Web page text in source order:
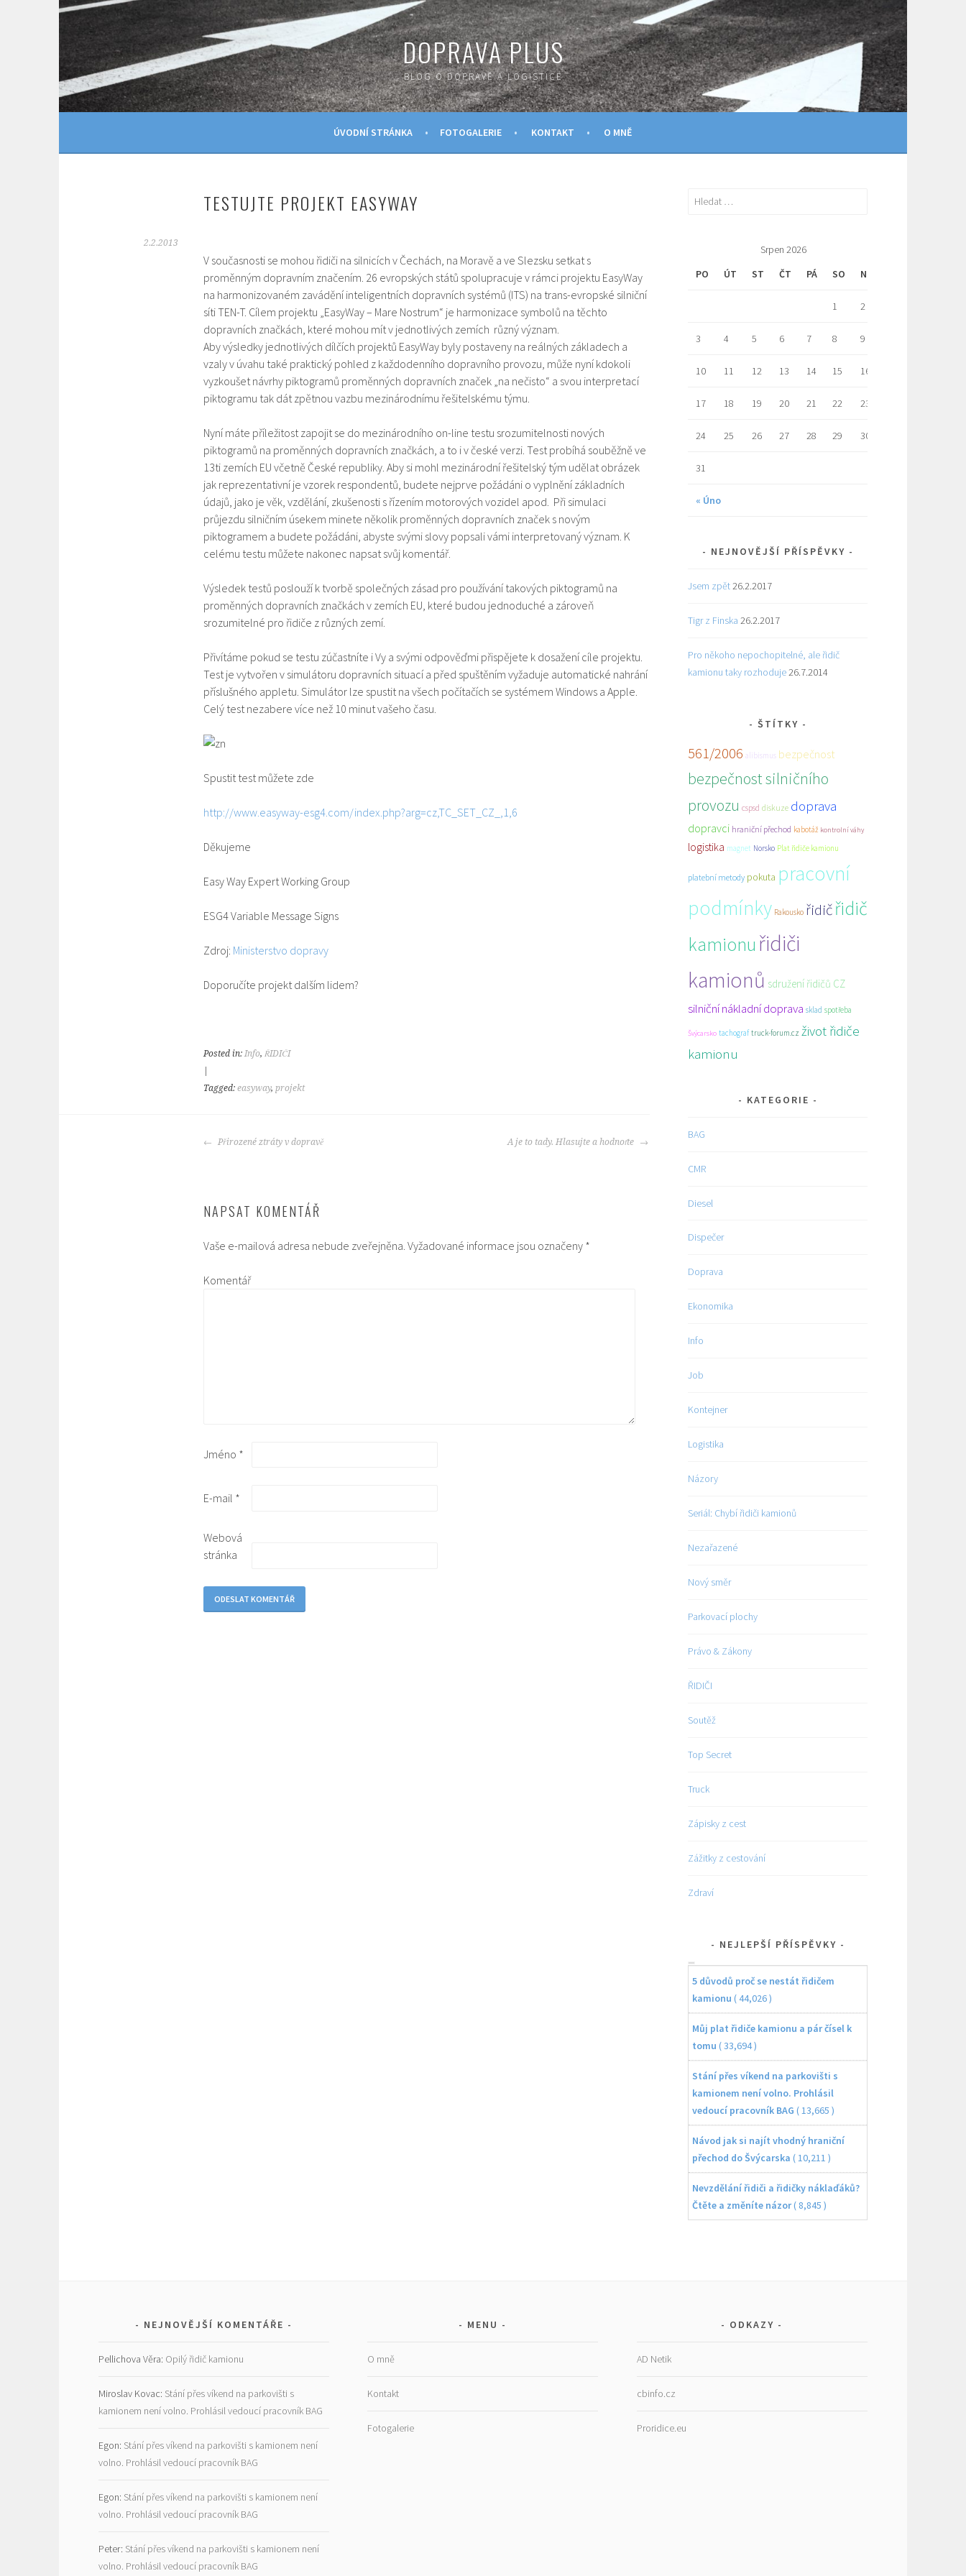
Skip
content
DOPRAVA PLUS
BLOG O DOPRAVĚ A LOGISTICE
ÚVODNÍ STRÁNKA FOTOGALERIE KONTAKT O MNĚ
TESTUJTE PROJEKT EASYWAY
2.2.2013
V současnosti se mohou řidiči na silnicích v Čechách, na Moravě a ve Slezsku setkat s
proměnným dopravním značením. 26 evropských států spolupracuje v rámci projektu EasyWay
na harmonizovaném zavádění inteligentních dopravních systémů (ITS) na trans-evropské silniční
síti TEN-T. Cílem projektu „EasyWay – Mare Nostrum“ je harmonizace symbolů na těchto
dopravních značkách, které mohou mít v jednotlivých zemích různý význam.
Aby výsledky jednotlivých dílčích projektů EasyWay byly postaveny na reálných základech a
vzaly v úvahu také praktický pohled z každodenního dopravního provozu, může nyní kdokoli
vyzkoušet návrhy piktogramů proměnných dopravních značek „na nečisto“ a svou interpretací
piktogramu tak dát zpětnou vazbu mezinárodnímu řešitelskému týmu.
Nyní máte příležitost zapojit se do mezinárodního on-line testu srozumitelnosti nových
piktogramů na proměnných dopravních značkách, a to i v české verzi. Test probíhá souběžně ve
13ti zemích EU včetně České republiky. Aby si mohl mezinárodní řešitelský tým udělat obrázek
jak reprezentativní je vzorek respondentů, budete nejprve požádáni o vyplnění základních
údajů, jako je věk, vzdělání, zkušenosti s řízením motorových vozidel apod. Při simulaci
průjezdu silničním úsekem minete několik proměnných dopravních značek s novým
piktogramem a budete požádáni, abyste svými slovy popsali vámi interpretovaný význam. K
celému testu můžete nakonec napsat svůj komentář.
Výsledek testů poslouží k tvorbě společných zásad pro používání takových piktogramů na
proměnných dopravních značkách v zemích EU, které budou jednoduché a zároveň
srozumitelné pro řidiče z různých zemí.
Přivítáme pokud se testu zúčastníte i Vy a svými odpověďmi přispějete k dosažení cíle projektu.
Test je vytvořen v simulátoru dopravních situací a před spuštěním vyžaduje automatické nahrání
příslušného appletu. Simulátor lze spustit na všech počítačích se systémem Windows a Apple.
Celý test nezabere více než 10 minut vašeho času.
Spustit test můžete zde
http://www.easyway-esg4.com/index.php?arg=cz,TC_SET_CZ_,1,6
Děkujeme
Easy Way Expert Working Group
ESG4 Variable Message Signs
Zdroj: Ministerstvo dopravy
Doporučíte projekt dalším lidem?
Posted in: Info, ŘIDIČI
Tagged: easyway, projekt
POST
Přirozené ztráty v dopravě A je to tady. Hlasujte a hodnoťte
NAPSAT KOMENTÁŘ
Vaše e-mailová adresa nebude zveřejněna. Vyžadované informace jsou označeny *
Komentář
Jméno *
E-mail *
Webová
stránka
Vyhledávání
Srpen 2026
PO
ÚT ST ČT PÁ SO NE
« Úno
1 2
3 4 5 6 7 8 9
10 11 12 13 14 15 16
17 18 19 20 21 22 23
24 25 26 27 28 29 30
31
NEJNOVĚJŠÍ PŘÍSPĚVKY
Jsem zpět26.2.2017
Tigr z Finska 26.2.2017
Pro někoho nepochopitelné, ale řidič
kamionu taky rozhoduje26.7.2014
ŠTÍTKY
561/2006 alibismus bezpečnost
bezpečnost silničního
provozu cspsd diskuze doprava
dopravci hraniční přechod kabotáž kontrolní váhy
logistika magnet Norsko Plat řidiče kamionu
platební metody pokuta pracovní
podmínky Rakousko řidičřidič
kamionu řidiči
kamionů sdružení řidičů CZ
silniční nákladní doprava sklad spotřeba
Švýcarsko tachograf truck-forum.cz život řidiče
kamionu
KATEGORIE
BAG
CMR
Diesel
Dispečer
Doprava
Ekonomika
Info
Job
Kontejner
Logistika
Názory
Seriál: Chybí řidiči kamionů
Nezařazené
Nový směr
Parkovací plochy
Právo & Zákony
ŘIDIČI
Soutěž
Top Secret
Truck
Zápisky z cest
Zážitky z cestování
Zdraví
NEJLEPŠÍ PŘÍSPĚVKY
5 důvodů proč se nestát řidičem
kamionu ( 44,026 )
Můj plat řidiče kamionu a pár čísel k
tomu ( 33,694 )
Stání přes víkend na parkovišti s
kamionem není volno. Prohlásil
vedoucí pracovník BAG ( 13,665 )
Návod jak si najít vhodný hraniční
přechod do Švýcarska ( 10,211 )
Nevzdělání řidiči a řidičky náklaďáků?
Čtěte a změníte názor( 8,845 )
NEJNOVĚJŠÍ KOMENTÁŘE
Pellichova Věra: Opilý řidič kamionu
Miroslav Kovac: Stání přes víkend na parkovišti s
kamionem není volno. Prohlásil vedoucí pracovník BAG
Egon: Stání přes víkend na parkovišti s kamionem není
volno. Prohlásil vedoucí pracovník BAG
Egon: Stání přes víkend na parkovišti s kamionem není
volno. Prohlásil vedoucí pracovník BAG
Peter: Stání přes víkend na parkovišti s kamionem není
volno. Prohlásil vedoucí pracovník BAG
MENU
O mně
Kontakt
Fotogalerie
ODKAZY
AD Netik
cbinfo.cz
Proridice.eu